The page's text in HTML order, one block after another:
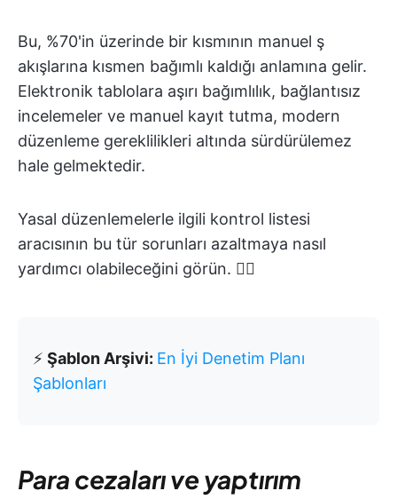
Bu, %70'in üzerinde bir kısmının manuel ş
akışlarına kısmen bağımlı kaldığı anlamına gelir.
Elektronik tablolara aşırı bağımlılık, bağlantısız
incelemeler ve manuel kayıt tutma, modern
düzenleme gereklilikleri altında sürdürülemez
hale gelmektedir.
Yasal düzenlemelerle ilgili kontrol listesi
aracısının bu tür sorunları azaltmaya nasıl
yardımcı olabileceğini görün. 👇🏼
⚡️ Şablon Arşivi: En İyi Denetim Planı
Şablonları
Para cezaları ve yaptırım